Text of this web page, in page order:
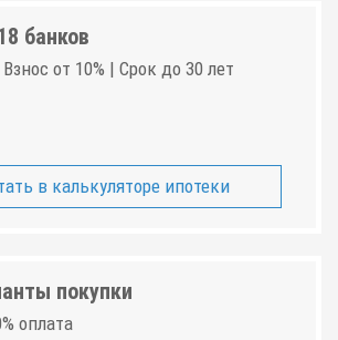
банков
от 10% | Срок до 30 лет
в калькуляторе ипотеки
покупки
оплата